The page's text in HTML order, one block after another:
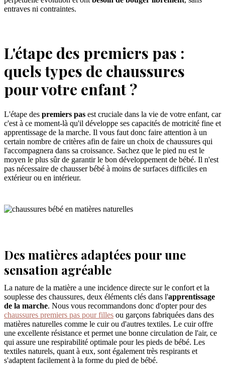
entraves ni contraintes.
L'étape des premiers pas :
quels types de chaussures
pour votre enfant ?
L'étape des premiers pas est cruciale dans la vie de votre enfant, car
c'est à ce moment-là qu'il développe ses capacités de motricité fine et
apprentissage de la marche. Il vous faut donc faire attention à un
certain nombre de critères afin de faire un choix de chaussures qui
l'accompagnera dans sa croissance. Sachez que le pied nu est le
moyen le plus sûr de garantir le bon développement de bébé. Il n'est
pas nécessaire de chausser bébé à moins de surfaces difficiles en
extérieur ou en intérieur.
Des matières adaptées pour une
sensation agréable
La nature de la matière a une incidence directe sur le confort et la
souplesse des chaussures, deux éléments clés dans l'apprentissage
de la marche. Nous vous recommandons donc d'opter pour des
chaussures premiers pas pour filles ou garçons fabriquées dans des
matières naturelles comme le cuir ou d'autres textiles. Le cuir offre
une excellente résistance et permet une bonne circulation de l'air, ce
qui assure une respirabilité optimale pour les pieds de bébé. Les
textiles naturels, quant à eux, sont également très respirants et
s'adaptent facilement à la forme du pied de bébé.